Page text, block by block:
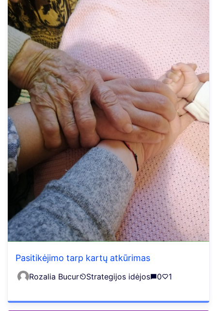
Pasitikėjimo tarp kartų atkūrimas
Rozalia Bucur Strategijos idėjos 0 1